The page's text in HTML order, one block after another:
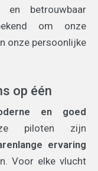
en betrouwbaar
om onze
onze persoonlijke
op één
en goed
piloten zijn
ervaring
Voor elke vlucht